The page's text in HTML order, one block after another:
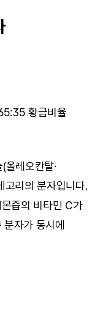
황금비율
레오칸탈·
고리의 분자입니다.
즙의 비타민 C가
자가 동시에